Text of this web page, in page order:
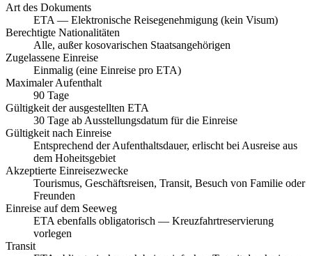
Art des Dokuments
ETA — Elektronische Reisegenehmigung (kein Visum)
Berechtigte Nationalitäten
Alle, außer kosovarischen Staatsangehörigen
Zugelassene Einreise
Einmalig (eine Einreise pro ETA)
Maximaler Aufenthalt
90 Tage
Gültigkeit der ausgestellten ETA
30 Tage ab Ausstellungsdatum für die Einreise
Gültigkeit nach Einreise
Entsprechend der Aufenthaltsdauer, erlischt bei Ausreise aus
dem Hoheitsgebiet
Akzeptierte Einreisezwecke
Tourismus, Geschäftsreisen, Transit, Besuch von Familie oder
Freunden
Einreise auf dem Seeweg
ETA ebenfalls obligatorisch — Kreuzfahrtreservierung
vorlegen
Transit